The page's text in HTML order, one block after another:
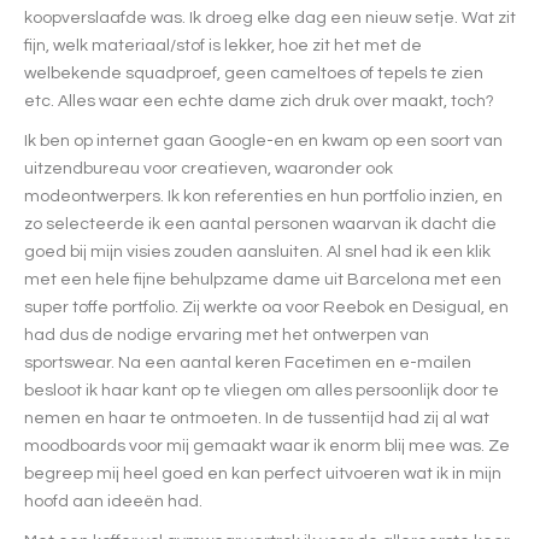
koopverslaafde was. Ik droeg elke dag een nieuw setje. Wat zit
fijn, welk materiaal/stof is lekker, hoe zit het met de
welbekende squadproef, geen cameltoes of tepels te zien
etc. Alles waar een echte dame zich druk over maakt, toch?
Ik ben op internet gaan Google-en en kwam op een soort van
uitzendbureau voor creatieven, waaronder ook
modeontwerpers. Ik kon referenties en hun portfolio inzien, en
zo selecteerde ik een aantal personen waarvan ik dacht die
goed bij mijn visies zouden aansluiten. Al snel had ik een klik
met een hele fijne behulpzame dame uit Barcelona met een
super toffe portfolio. Zij werkte oa voor Reebok en Desigual, en
had dus de nodige ervaring met het ontwerpen van
sportswear. Na een aantal keren Facetimen en e-mailen
besloot ik haar kant op te vliegen om alles persoonlijk door te
nemen en haar te ontmoeten. In de tussentijd had zij al wat
moodboards voor mij gemaakt waar ik enorm blij mee was. Ze
begreep mij heel goed en kan perfect uitvoeren wat ik in mijn
hoofd aan ideeën had.